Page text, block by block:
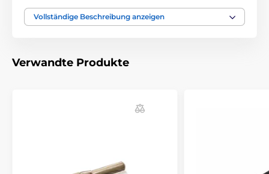
Trainigshalsbänder Zubehör
Vollständige Beschreibung anzeigen
Verwandte Produkte